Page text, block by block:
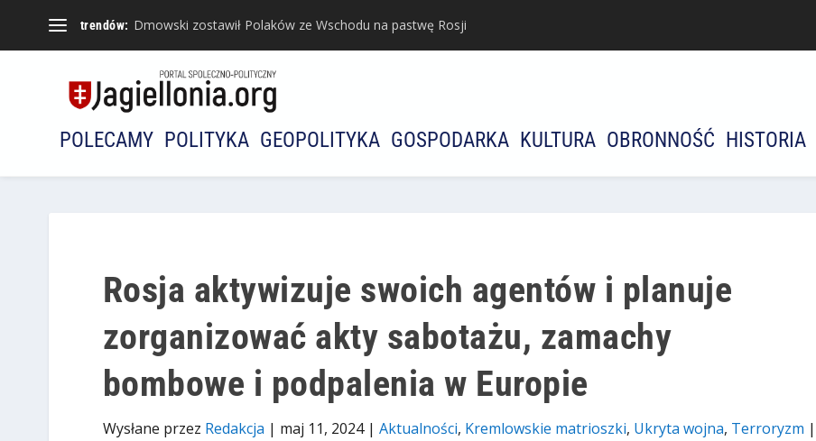
trendów: Dmowski zostawił Polaków ze Wschodu na pastwę Rosji
POLECAMY POLITYKA GEOPOLITYKA GOSPODARKA KULTURA OBRONNOŚĆ HISTORIA
Rosja aktywizuje swoich agentów i planuje
zorganizować akty sabotażu, zamachy
bombowe i podpalenia w Europie
Wysłane przez Redakcja | maj 11, 2024| Aktualności, Kremlowskie matrioszki, Ukryta wojna, Terroryzm |